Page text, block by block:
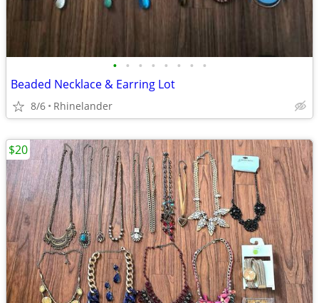
• • • • • • • •
Beaded Necklace & Earring Lot
8/6 Rhinelander
$20